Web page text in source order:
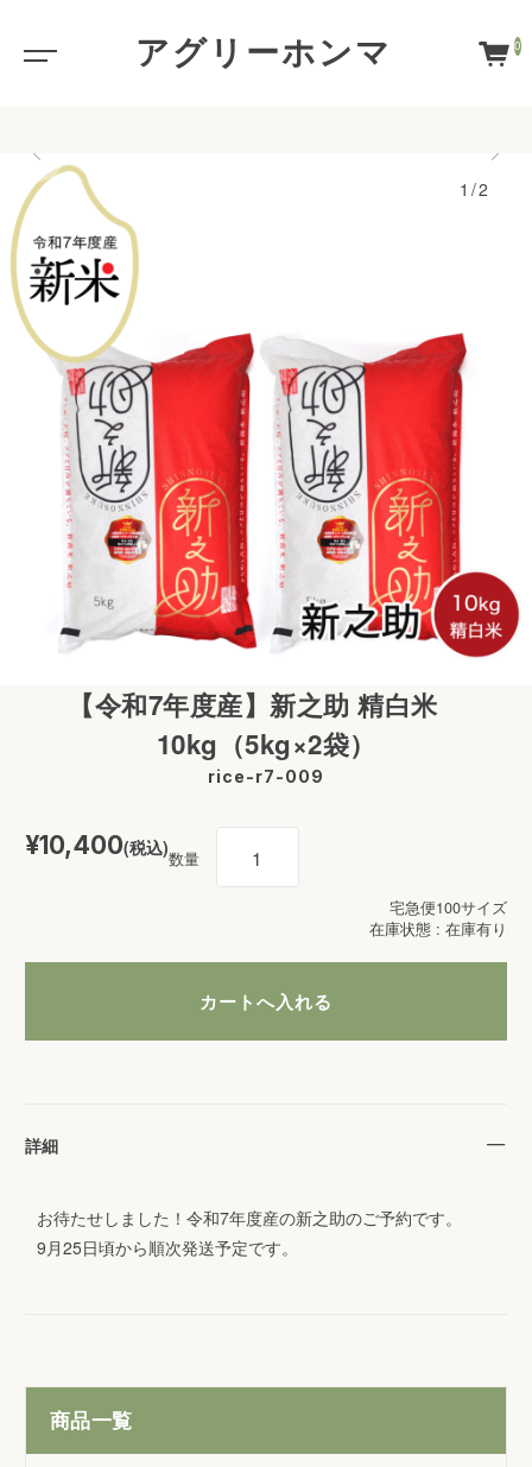
アグリーホンマ 0
1/2
【令和7年度産】新之助 精白米
10kg（5kg×2袋）
rice-r7-009
宅急便100サイズ
在庫状態 : 在庫有り
¥10,400(税込)
数量
詳細
お待たせしました！令和7年度産の新之助のご予約です。
9月25日頃から順次発送予定です。
商品一覧